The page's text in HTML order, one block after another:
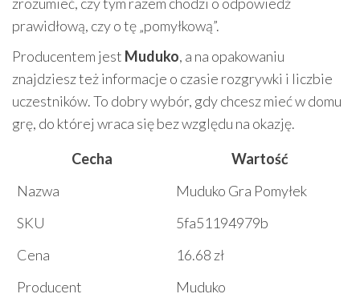
prawidłową, czy o tę „pomyłkową”.
Producentem jest Muduko, a na opakowaniu
znajdziesz też informacje o czasie rozgrywki i liczbie
uczestników. To dobry wybór, gdy chcesz mieć w domu
grę, do której wraca się bez względu na okazję.
Cecha
Wartość
Nazwa
Muduko Gra Pomyłek
SKU
5fa51194979b
Cena
16.68 zł
Producent
Muduko